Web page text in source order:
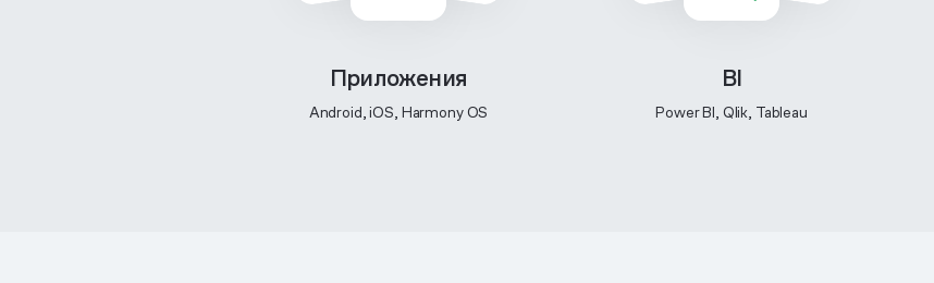
Приложения
Android, iOS, Harmony OS
BI
Power BI, Qlik, Tableau